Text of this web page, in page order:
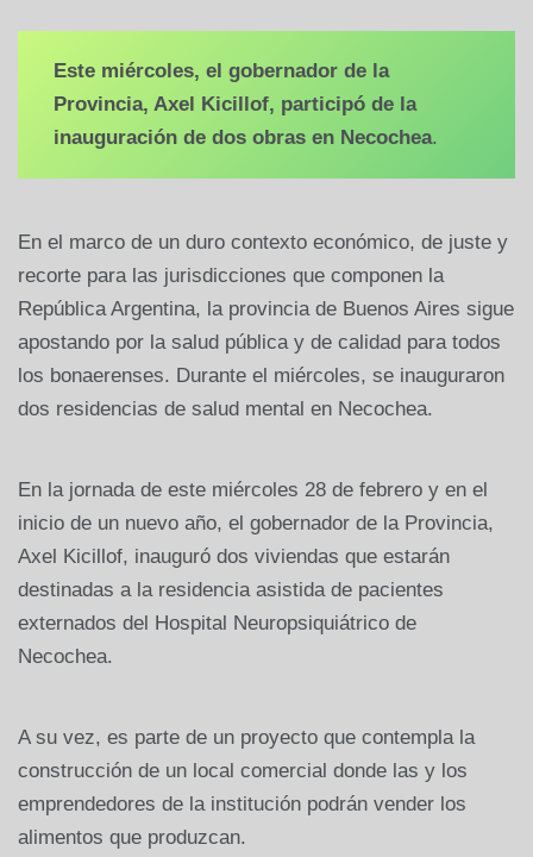
Este miércoles, el gobernador de la
Provincia, Axel Kicillof, participó de la
inauguración de dos obras en Necochea.
En el marco de un duro contexto económico, de juste y
recorte para las jurisdicciones que componen la
República Argentina, la provincia de Buenos Aires sigue
apostando por la salud pública y de calidad para todos
los bonaerenses. Durante el miércoles, se inauguraron
dos residencias de salud mental en Necochea.
En la jornada de este miércoles 28 de febrero y en el
inicio de un nuevo año, el gobernador de la Provincia,
Axel Kicillof, inauguró dos viviendas que estarán
destinadas a la residencia asistida de pacientes
externados del Hospital Neuropsiquiátrico de
Necochea.
A su vez, es parte de un proyecto que contempla la
construcción de un local comercial donde las y los
emprendedores de la institución podrán vender los
alimentos que produzcan.